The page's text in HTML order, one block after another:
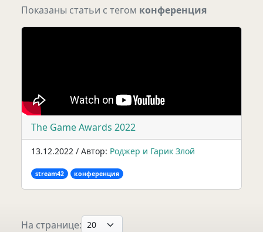
Показаны статьи с тегом конференция
The Game Awards 2022
13.12.2022 / Автор: Роджер и Гарик Злой
stream42 конференция
На странице: